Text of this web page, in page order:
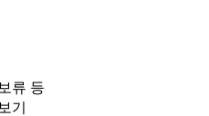
류 등
기